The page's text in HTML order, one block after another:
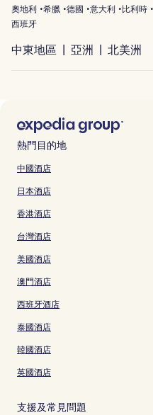
奧地利 希臘 德國 意大利 比利時
西班牙
中東地區 亞洲 北美洲
熱門目的地
中國酒店
日本酒店
香港酒店
台灣酒店
美國酒店
澳門酒店
西班牙酒店
泰國酒店
韓國酒店
英國酒店
支援及常見問題